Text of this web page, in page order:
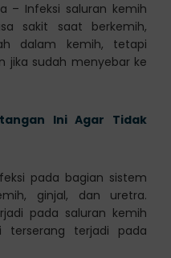
– Infeksi saluran kemih
sakit saat berkemih,
dalam kemih, tetapi
jika sudah menyebar ke
Ini Agar Tidak
pada bagian sistem
ginjal, dan uretra.
pada saluran kemih
terserang terjadi pada